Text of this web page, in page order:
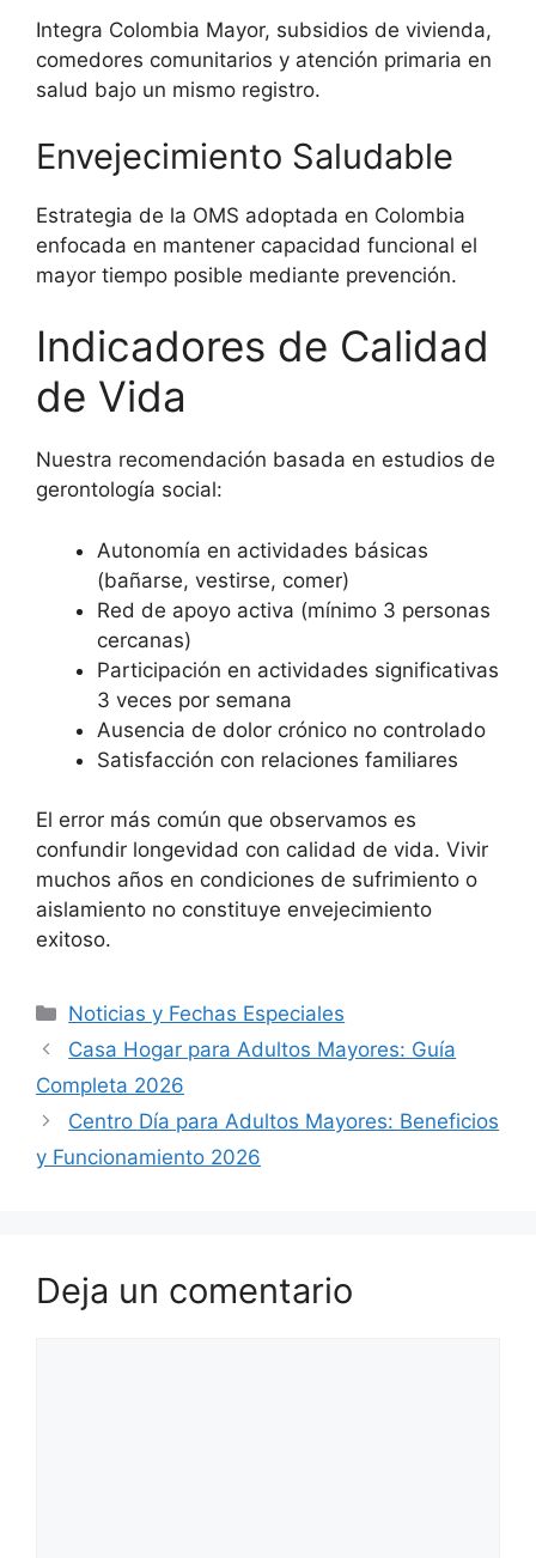
Integra Colombia Mayor, subsidios de vivienda,
comedores comunitarios y atención primaria en
salud bajo un mismo registro.
Envejecimiento Saludable
Estrategia de la OMS adoptada en Colombia
enfocada en mantener capacidad funcional el
mayor tiempo posible mediante prevención.
Indicadores de Calidad
de Vida
Nuestra recomendación basada en estudios de
gerontología social:
Autonomía en actividades básicas
(bañarse, vestirse, comer)
Red de apoyo activa (mínimo 3 personas
cercanas)
Participación en actividades significativas
3 veces por semana
Ausencia de dolor crónico no controlado
Satisfacción con relaciones familiares
El error más común que observamos es
confundir longevidad con calidad de vida. Vivir
muchos años en condiciones de sufrimiento o
aislamiento no constituye envejecimiento
exitoso.
Noticias y Fechas Especiales
Casa Hogar para Adultos Mayores: Guía
Completa 2026
Centro Día para Adultos Mayores: Beneficios
y Funcionamiento 2026
Deja un comentario